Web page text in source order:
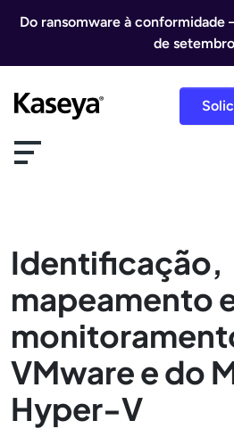
Do ransomware à
de setembro
Identificação,
mapeamento
VMware e do
Hyper-V